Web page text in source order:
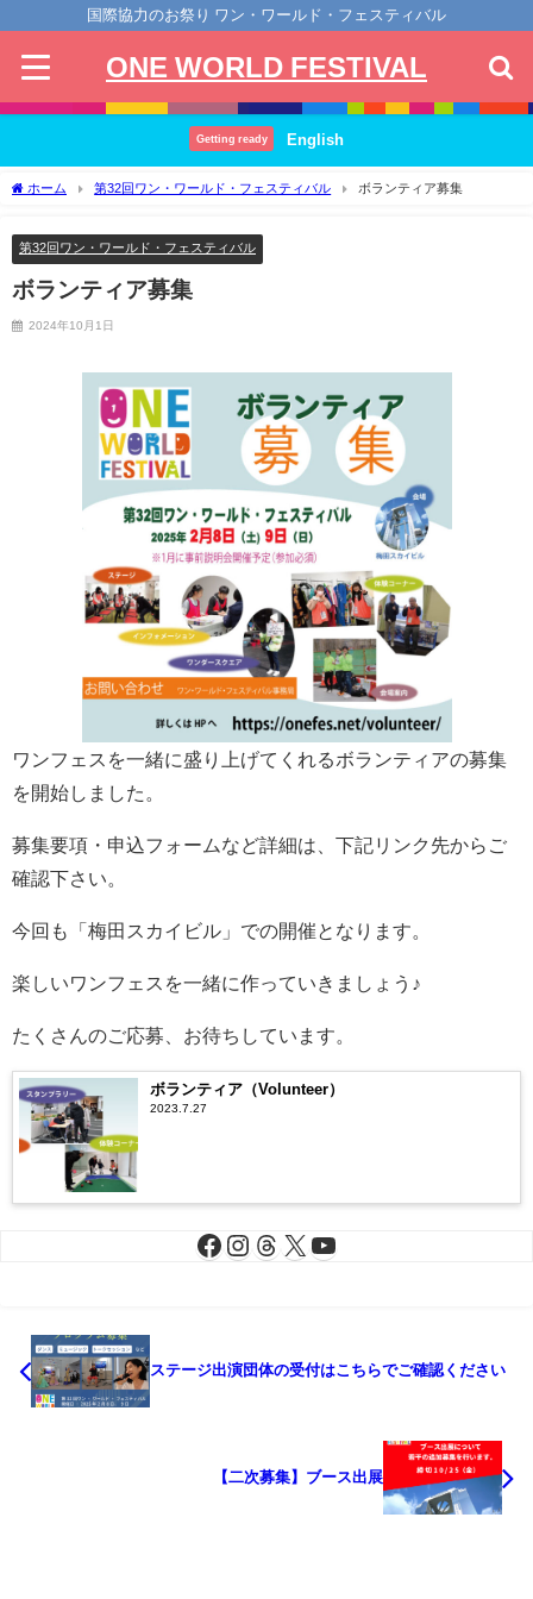
国際協力のお祭り ワン・ワールド・フェスティバル
ONE WORLD FESTIVAL
Getting ready English
ホーム 第32回ワン・ワールド・フェスティバル ボランティア募集
第32回ワン・ワールド・フェスティバル
ボランティア募集
2024年10月1日
ワンフェスを一緒に盛り上げてくれるボランティアの募集
を開始しました。
募集要項・申込フォームなど詳細は、下記リンク先からご
確認下さい。
今回も「梅田スカイビル」での開催となります。
楽しいワンフェスを一緒に作っていきましょう♪
たくさんのご応募、お待ちしています。
ボランティア（Volunteer）
2023.7.27
ステージ出演団体の受付はこちらでご確認ください
【二次募集】ブース出展